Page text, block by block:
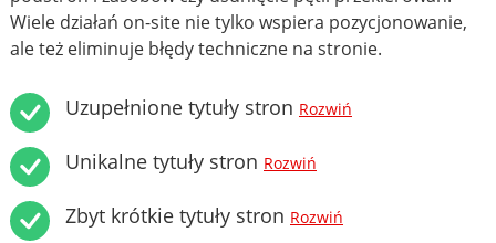
Wiele działań on-site nie tylko wspiera pozycjonowanie,
ale też eliminuje błędy techniczne na stronie.
Uzupełnione tytuły stron Rozwiń
Unikalne tytuły stron Rozwiń
Zbyt krótkie tytuły stron Rozwiń